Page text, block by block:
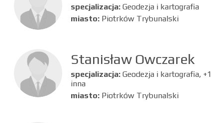
specjalizacja: Geodezja i kartografia
miasto: Piotrków Trybunalski
Stanisław Owczarek
specjalizacja: Geodezja i kartografia, +1
inna
miasto: Piotrków Trybunalski